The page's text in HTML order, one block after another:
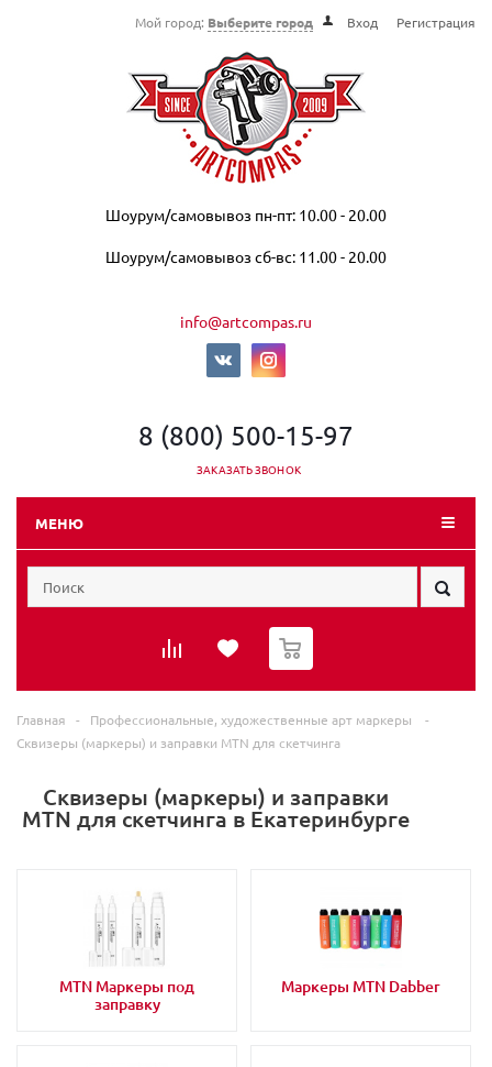
Мой город: Выберите город Вход Регистрация
Шоурум/самовывоз пн-пт: 10.00 - 20.00
Шоурум/самовывоз сб-вс: 11.00 - 20.00
info@artcompas.ru
8 (800) 500-15-97
ЗАКАЗАТЬ ЗВОНОК
МЕНЮ
0
Главная - Профессиональные, художественные арт маркеры
-
Сквизеры (маркеры) и заправки MTN для скетчинга
Сквизеры (маркеры) и заправки
MTN для скетчинга в Екатеринбурге
MTN Маркеры под
заправку
Маркеры MTN Dabber